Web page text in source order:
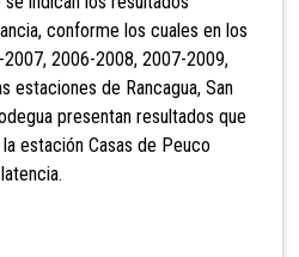
conforme los cuales en los
2006-2008, 2007-2009,
estaciones de Rancagua, San
presentan resultados que
estación Casas de Peuco